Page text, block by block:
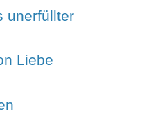
unerfüllter
Liebe